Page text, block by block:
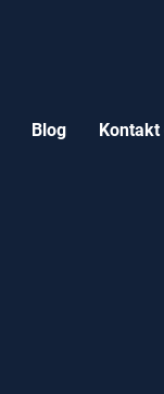
Blog Kontakt